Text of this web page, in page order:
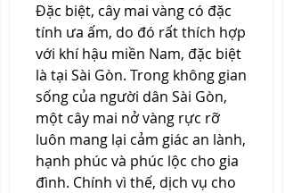
Đặc biệt, cây mai vàng có đặc
tính ưa ấm, do đó rất thích hợp
với khí hậu miền Nam, đặc biệt
là tại Sài Gòn. Trong không gian
sống của người dân Sài Gòn,
một cây mai nở vàng rực rỡ
luôn mang lại cảm giác an lành,
hạnh phúc và phúc lộc cho gia
đình. Chính vì thế, dịch vụ cho